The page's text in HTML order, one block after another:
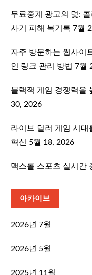
무료중계 광고의 덫:
사기 피해 복기록 7월
자주 방문하는 웹사이
인 링크 관리 방법 7월
블랙잭 게임 경쟁력을
30, 2026
라이브 딜러 게임 시
혁신 5월 18, 2026
맥스롤 스포츠 실시간
아카이브
2026년 7월
2026년 5월
2025년 11월